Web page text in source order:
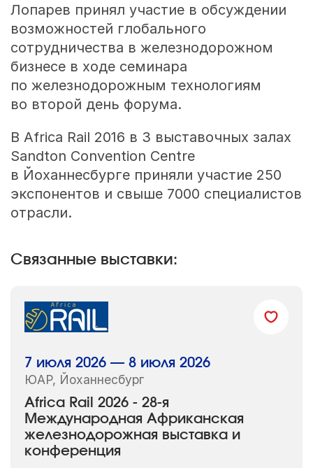
Лопарев принял участие в обсуждении
возможностей глобального
сотрудничества в железнодорожном
бизнесе в ходе семинара
по железнодорожным технологиям
во второй день форума.
В Africa Rail 2016 в 3 выставочных залах
Sandton Convention Centre
в Йоханнесбурге приняли участие 250
экспонентов и свыше 7000 специалистов
отрасли.
Связанные выставки:
Africa Rail 2026 - 28-я
Международная Африканская
железнодорожная выставка и
конференция
7 июля 2026 — 8 июля 2026
ЮАР, Йоханнесбург